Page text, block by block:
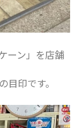
ーン」を店舗
印です。